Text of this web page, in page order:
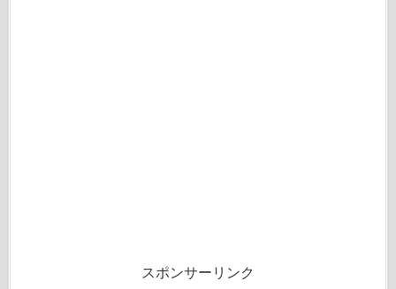
スポンサーリンク